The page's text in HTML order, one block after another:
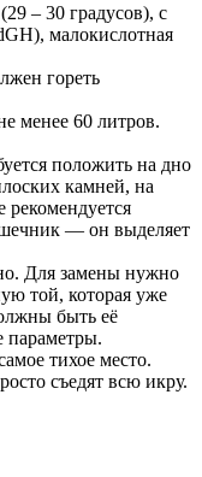
– 30 градусов), с
малокислотная
гореть
менее 60 литров.
положить на дно
камней, на
— он выделяет
Для замены нужно
той, которая уже
быть её
параметры.
тихое место.
съедят всю икру.